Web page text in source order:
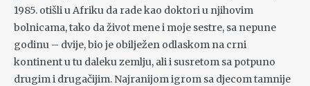
1985. otišli u Afriku da rade kao doktori u njihovim
bolnicama, tako da život mene i moje sestre, sa nepune
godinu – dvije, bio je obilježen odlaskom na crni
kontinent u tu daleku zemlju, ali i susretom sa potpuno
drugim i drugačijim. Najranijom igrom sa djecom tamnije